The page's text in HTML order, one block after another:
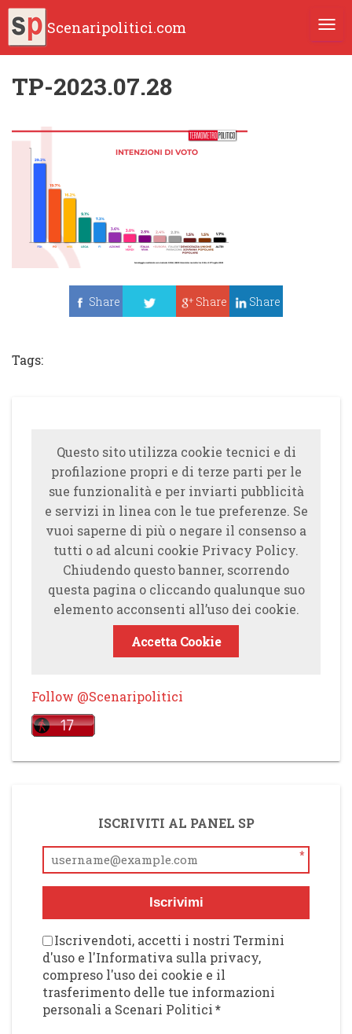
Scenaripolitici.com
TP-2023.07.28
Share
Share Share
Tags:
Questo sito utilizza cookie tecnici e di
profilazione propri e di terze parti per le
sue funzionalità e per inviarti pubblicità
e servizi in linea con le tue preferenze. Se
vuoi saperne di più o negare il consenso a
tutti o ad alcuni cookie Privacy Policy.
Chiudendo questo banner, scorrendo
questa pagina o cliccando qualunque suo
elemento acconsenti all’uso dei cookie.
Accetta Cookie
Follow @Scenaripolitici
ISCRIVITI AL PANEL SP
*
Iscrivimi
Iscrivendoti, accetti i nostri Termini
d'uso e l'Informativa sulla privacy,
compreso l'uso dei cookie e il
trasferimento delle tue informazioni
personali a Scenari Politici*